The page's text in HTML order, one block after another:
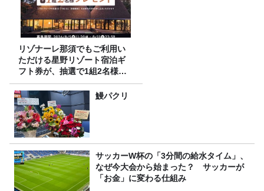
リゾナーレ那須でもご利用い
ただける星野リゾート宿泊ギ
フト券が、抽選で1組2名様に
プレゼント！
鰻パクリ
サッカーW杯の「3分間の給水タイム」、
なぜ今大会から始まった？ サッカーが
「お金」に変わる仕組み